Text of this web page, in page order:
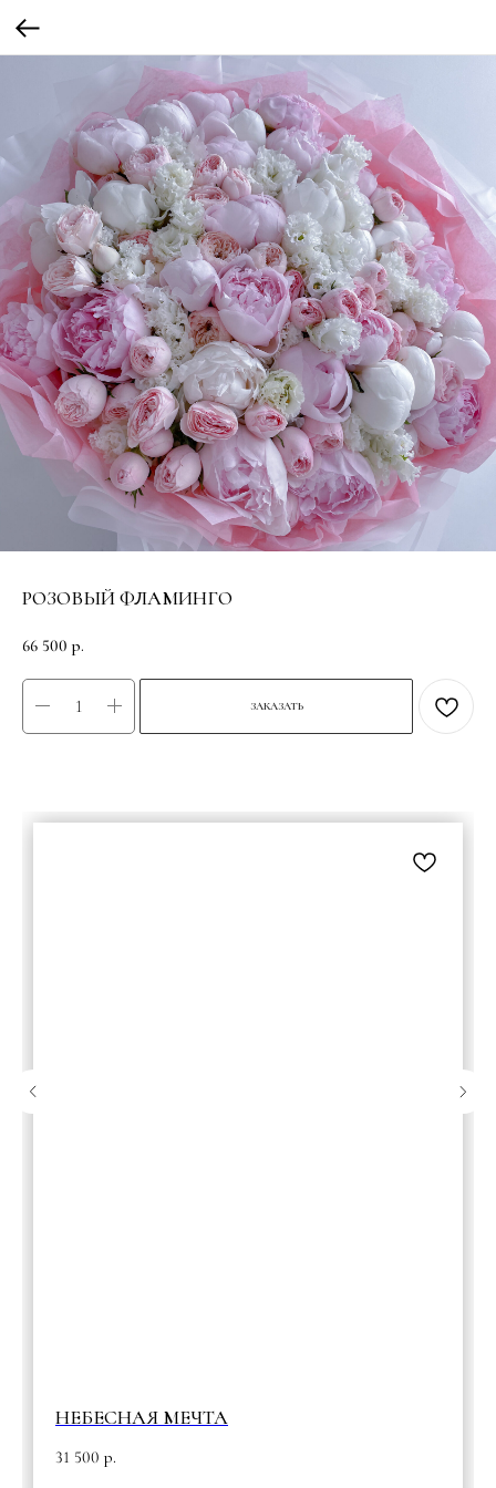
РОЗОВЫЙ ФЛАМИНГО
66 500 р.
ЗАКАЗАТЬ
НЕБЕСНАЯ МЕЧТА
31 500 р.